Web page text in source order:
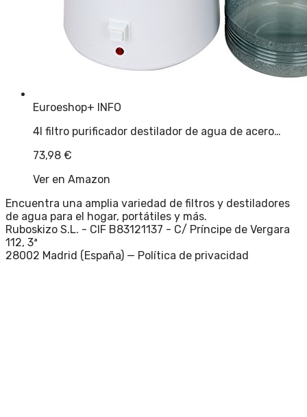
Euroeshop+ INFO
4l filtro purificador destilador de agua de acero…
73,98 €
Ver en Amazon
Encuentra una amplia variedad de filtros y destiladores
de agua para el hogar, portátiles y más.
Ruboskizo S.L. - CIF B83121137 - C/ Príncipe de Vergara
112, 3ª
28002 Madrid (España) — Política de privacidad